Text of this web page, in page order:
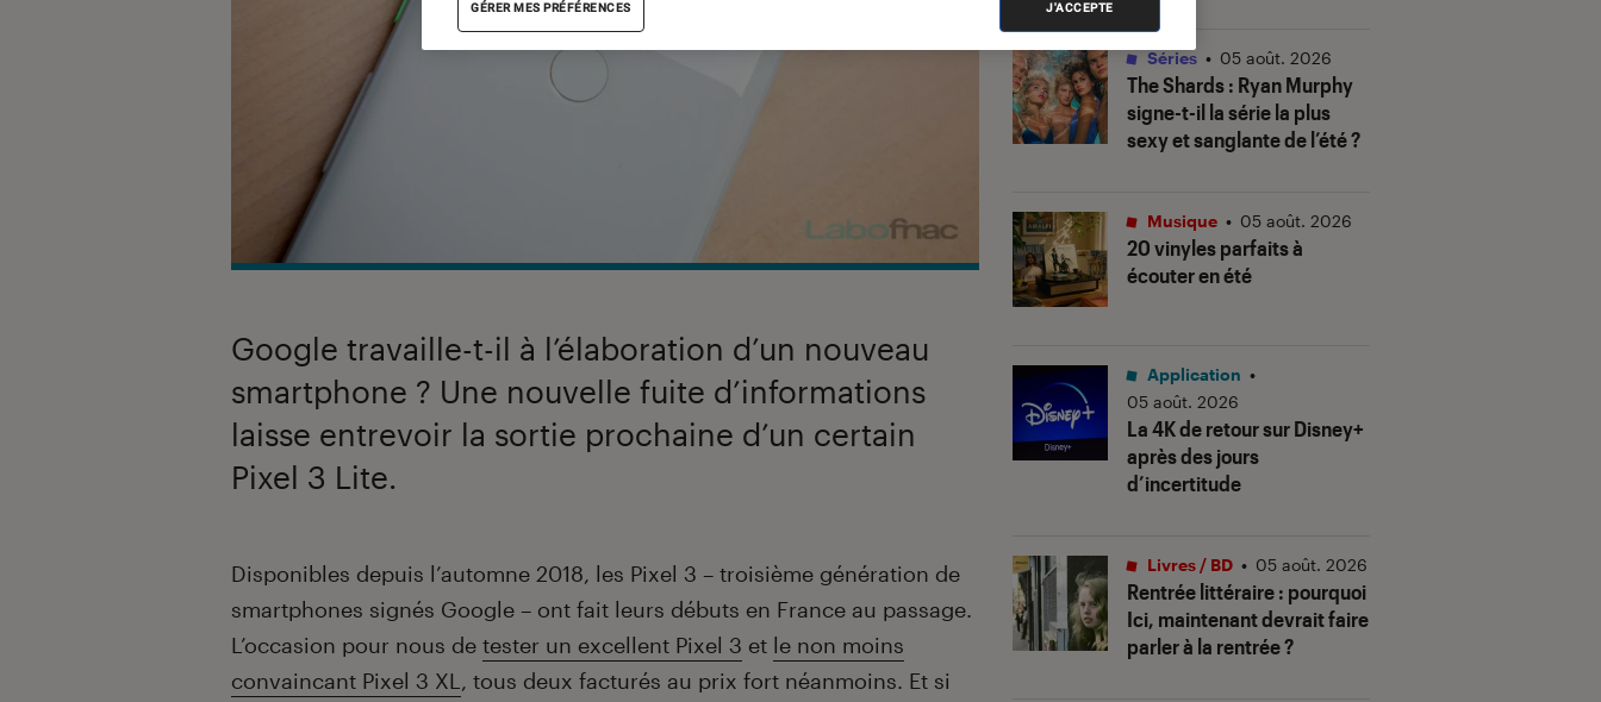
Google travaille-t-il à l’élaboration d’un nouveau
smartphone ? Une nouvelle fuite d’informations
laisse entrevoir la sortie prochaine d’un certain
Pixel 3 Lite.
Introduction
Disponibles depuis l’automne 2018, les Pixel 3 – troisième génération de
smartphones signés Google – ont fait leurs débuts en France au passage.
L’occasion pour nous de tester un excellent Pixel 3 et le non moins
convaincant Pixel 3 XL , tous deux facturés au prix fort néanmoins. Et si
The Shards: Ryan Murphy
signe-t-il la série la plus
sexy et sanglante de l’été ?
Séries • 05 août. 2026
20 vinyles parfaits à
écouter en été
Musique • 05 août. 2026
La 4K de retour sur Disney+
après des jours
d’incertitude
Application •
05 août. 2026
Rentrée littéraire : pourquoi
Ici, maintenant devrait faire
parler à la rentrée ?
Livres / BD • 05 août. 2026
GÉRER MES PRÉFÉRENCES J'ACCEPTE